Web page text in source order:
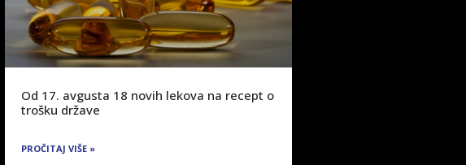
Od 17. avgusta 18 novih lekova na recept o
trošku države
PROČITAJ VIŠE »